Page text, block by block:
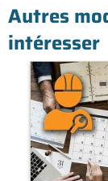
Autres
intéresser